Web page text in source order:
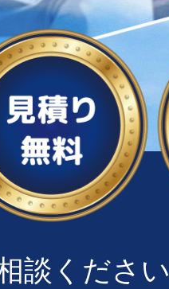
談ください